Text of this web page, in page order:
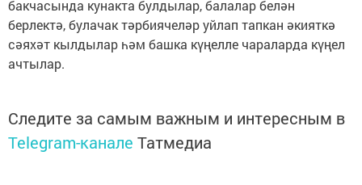
бакчасында кунакта булдылар, балалар белән
берлектә, булачак тәрбиячеләр уйлап тапкан әкияткә
сәяхәт кылдылар һәм башка күңелле чараларда күңел
ачтылар.
Следите за самым важным и интересным в
Telegram-канале Татмедиа